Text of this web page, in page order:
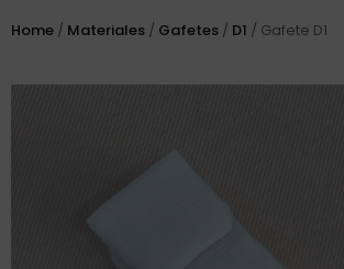
Home / Materiales / Gafetes / D1 / Gafete D1